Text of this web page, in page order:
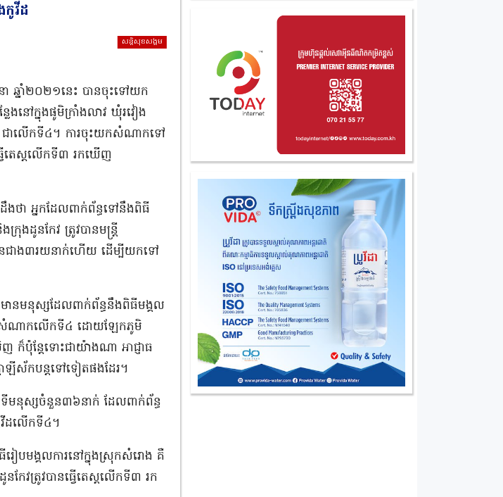
វីដ
សន្តិសុខសង្គម
ា ឆ្នាំ២០២១នេះ បានចុះទៅយក
នៅក្នុងផូមិក្រាំងលាវ ឃុំរវៀង
ជាលើកទី៤។ ការចុះយកសំណាកទៅ
ើតេស្តលើកទី៣ រកឃើញ
ងថា អ្នកដែលពាក់ព័ន្ធទៅនឹងពិធី
ងដូនកែវ ត្រូវបានមន្រ្តី
ាង៣រយនាក់ហើយ ដើម្បីយកទៅ
នមនុស្សដែលពាក់ព័ន្ធនឹងពិធីមង្គល
កសំណាកលើកទី៤ ដោយឡែកភូមិ
ប៉ុន្តែទោះជាយ៉ាងណា អាជ្ញាធ
ាឡីស័កបន្តទៅទៀតផងដែរ។
នុស្សចំនួន៣៦នាក់ ដែលពាក់ព័ន្ធ
វីដលើកទី៤។
ៀបមង្គលការនៅក្នុងស្រុកសំរោង គឺ
ែវត្រូវបានធ្វើតេស្តលើកទី៣ រក